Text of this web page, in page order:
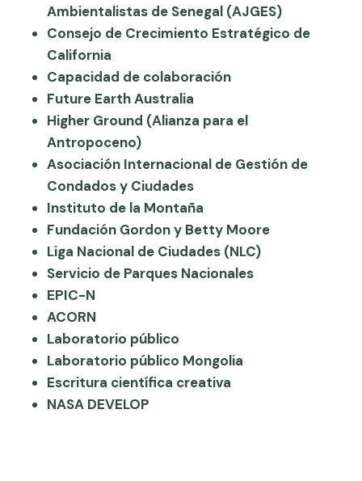
Ambientalistas de Senegal (AJGES)
Consejo de Crecimiento Estratégico de
California
Capacidad de colaboración
Future Earth Australia
Higher Ground (Alianza para el
Antropoceno)
Asociación Internacional de Gestión de
Condados y Ciudades
Instituto de la Montaña
Fundación Gordon y Betty Moore
Liga Nacional de Ciudades (NLC)
Servicio de Parques Nacionales
EPIC-N
ACORN
Laboratorio público
Laboratorio público Mongolia
Escritura científica creativa
NASA DEVELOP